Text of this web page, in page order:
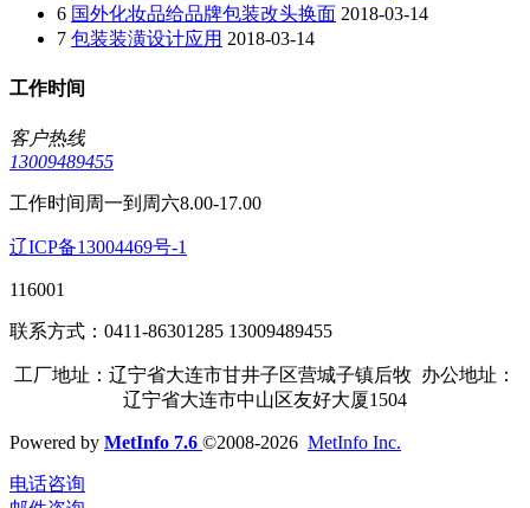
6 国外化妆品给品牌包装改头换面 2018-03-14
7 包装装潢设计应用 2018-03-14
工作时间
客户热线
13009489455
工作时间周一到周六8.00-17.00
辽ICP备13004469号-1
116001
联系方式：0411-86301285 13009489455
工厂地址：辽宁省大连市甘井子区营城子镇后牧 办公地址：
辽宁省大连市中山区友好大厦1504
Powered by MetInfo 7.6 ©2008-2026 MetInfo Inc.
电话咨询